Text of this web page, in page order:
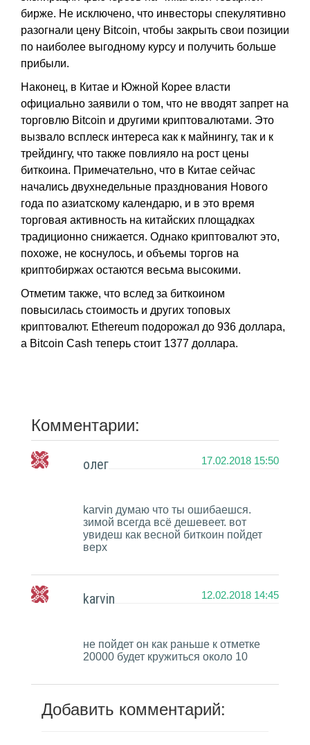
бирже. Не исключено, что инвесторы спекулятивно
разогнали цену Bitcoin, чтобы закрыть свои позиции
по наиболее выгодному курсу и получить больше
прибыли.
Наконец, в Китае и Южной Корее власти
официально заявили о том, что не вводят запрет на
торговлю Bitcoin и другими криптовалютами. Это
вызвало всплеск интереса как к майнингу, так и к
трейдингу, что также повлияло на рост цены
биткоина. Примечательно, что в Китае сейчас
начались двухнедельные празднования Нового
года по азиатскому календарю, и в это время
торговая активность на китайских площадках
традиционно снижается. Однако криптовалют это,
похоже, не коснулось, и объемы торгов на
криптобиржах остаются весьма высокими.
Отметим также, что вслед за биткоином
повысилась стоимость и других топовых
криптовалют. Ethereum подорожал до 936 доллара,
а Bitcoin Cash теперь стоит 1377 доллара.
Комментарии:
олег 17.02.2018 15:50
karvin думаю что ты ошибаешся.
зимой всегда всё дешевеет. вот
увидеш как весной биткоин пойдет
верх
karvin 12.02.2018 14:45
не пойдет он как раньше к отметке
20000 будет кружиться около 10
Добавить комментарий: